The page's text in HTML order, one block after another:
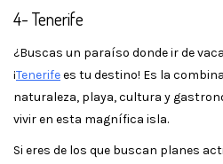
4- Tenerife
¿Buscas un paraíso donde ir de
¡Tenerifees tu destino! Es la
naturaleza, playa, cultura y
vivir en esta magnífica isla.
Si eres de los que buscan planes